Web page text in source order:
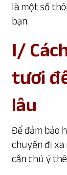
là một số
bạn.
I/
tươi
lâu
Để đảm bảo
chuyển đi xa
cần chú ý